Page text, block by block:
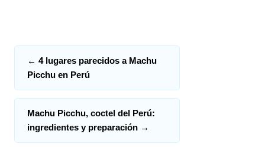
← 4 lugares parecidos a Machu
Picchu en Perú
Machu Picchu, coctel del Perú:
ingredientes y preparación →